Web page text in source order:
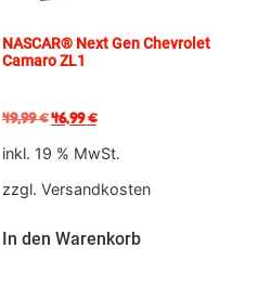
NASCAR® Next Gen Chevrolet
Camaro ZL1
49,99€46,99€
inkl. 19 % MwSt.
zzgl. Versandkosten
In den Warenkorb